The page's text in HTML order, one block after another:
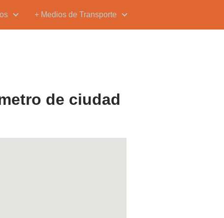
+ Medios de Transporte
de ciudad